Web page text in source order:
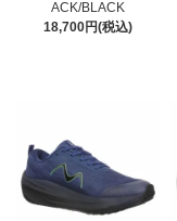
ACK/BLACK
18,700円(税込)